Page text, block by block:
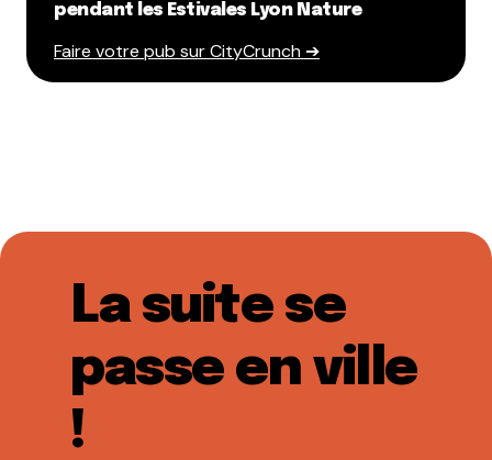
pendant les Estivales Lyon Nature
Faire votre pub sur CityCrunch ➔
La suite se
passe en ville
!